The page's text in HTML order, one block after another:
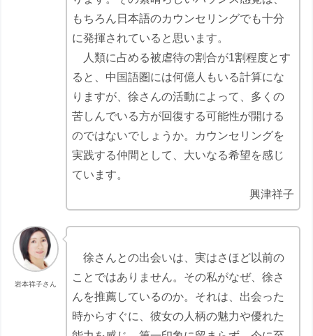
もちろん日本語のカウンセリングでも十分
に発揮されていると思います。
人類に占める被虐待の割合が1割程度とす
ると、中国語圏には何億人もいる計算にな
りますが、徐さんの活動によって、多くの
苦しんでいる方が回復する可能性が開ける
のではないでしょうか。カウンセリングを
実践する仲間として、大いなる希望を感じ
ています。
興津祥子
岩本祥子さん
徐さんとの出会いは、実はさほど以前の
ことではありません。その私がなぜ、徐さ
んを推薦しているのか。それは、出会った
時からすぐに、彼女の人柄の魅力や優れた